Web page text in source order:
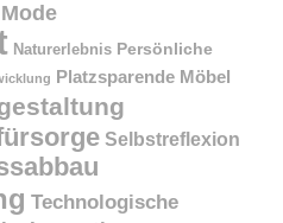
Naturerlebnis Persönliche
Platzsparende Möbel
Selbstreflexion
Technologische